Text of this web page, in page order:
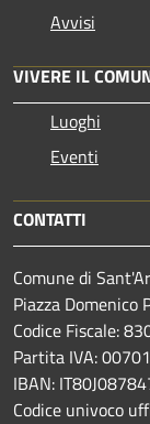
Avvisi
VIVERE IL
Luoghi
Eventi
CONTATTI
Comune di
Piazza
Codice Fiscale:
Partita IVA:
IBAN:
Codice univoco